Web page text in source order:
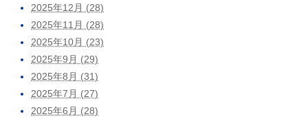
2025年12月 (28)
2025年11月 (28)
2025年10月 (23)
2025年9月 (29)
2025年8月 (31)
2025年7月 (27)
2025年6月 (28)